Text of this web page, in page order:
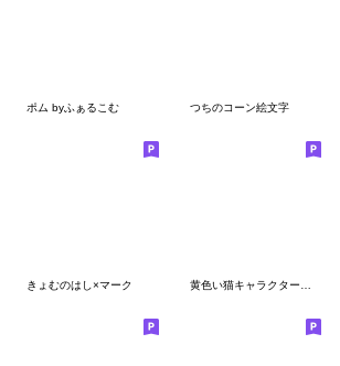
ポム byふぁるこむ つちのコーン絵文字
きょむのはし×マーク 黄色い猫キャラクター絵文字